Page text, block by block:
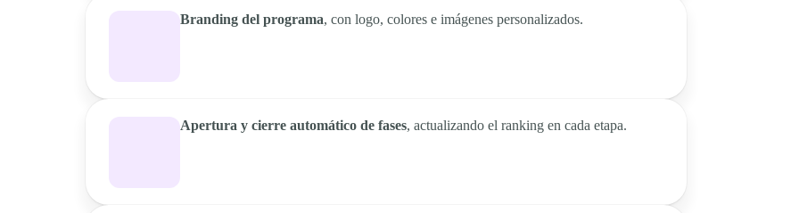
Branding del programa, con logo, colores e imágenes personalizados.
Apertura y cierre automático de fases, actualizando el ranking en cada etapa.